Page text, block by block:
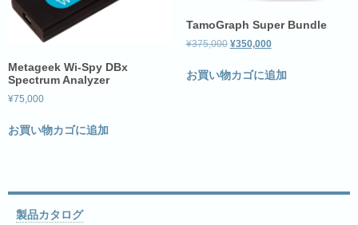
Metageek Wi-Spy DBx
Spectrum Analyzer
¥75,000
お買い物カゴに追加
TamoGraph Super Bundle
¥375,000 ¥350,000
お買い物カゴに追加
製品カタログ